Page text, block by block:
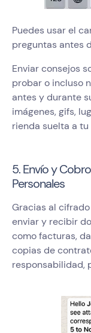
Puedes usar el
preguntas antes
Enviar consejos
probar o incluso
antes y durante
imágenes, gifs,
rienda suelta a
5. Envío y
Personales
Gracias al cifrado
enviar y recibir
como facturas,
copias de
responsabilidad,